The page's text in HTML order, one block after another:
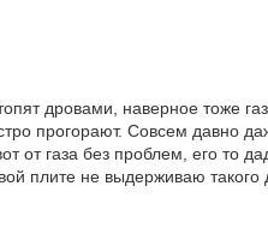
дровами, наверное тоже
прогорают. Совсем давно
от газа без проблем, его то
плите не выдерживаю такого